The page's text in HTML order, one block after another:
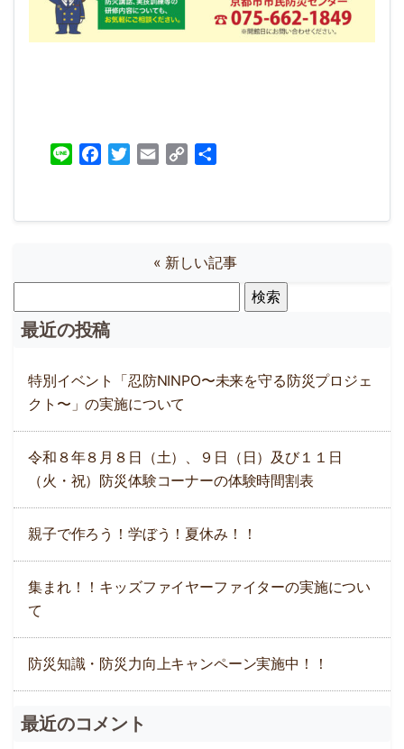
Line FacebookTwitterEmail Copy
« 新しい記事
索:
最近の投稿
特別イベント「忍防NINPO〜未来を守る防災プロジェ
クト〜」の実施について
令和８年８月８日（土）、９日（日）及び１１日
（火・祝）防災体験コーナーの体験時間割表
親子で作ろう！学ぼう！夏休み！！
集まれ！！キッズファイヤーファイターの実施につい
て
防災知識・防災力向上キャンペーン実施中！！
最近のコメント